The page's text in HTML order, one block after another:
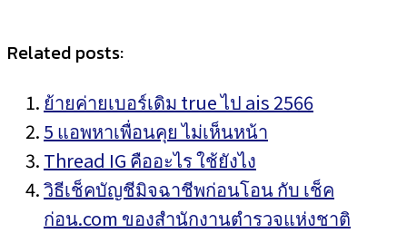
Related posts:
ย้ายค่ายเบอร์เดิม true ไป ais 2566
5 แอพหาเพื่อนคุย ไม่เห็นหน้า
Thread IG คืออะไร ใช้ยังไง
วิธีเช็คบัญชีมิจฉาชีพก่อนโอน กับ เช็ค
ก่อน.com ของสำนักงานตำรวจแห่งชาติ